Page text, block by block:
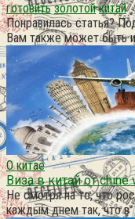
готовить золотой китай
Понравилась статья?
Вам также может быть
О китае
Виза в китай от chine
Не смотря на то, что
каждым днем так, что в